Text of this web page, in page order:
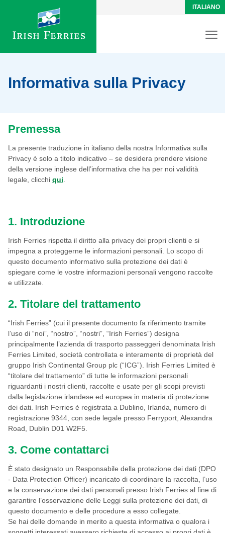
ITALIANO
Informativa sulla Privacy
Premessa
La presente traduzione in italiano della nostra Informativa sulla
Privacy è solo a titolo indicativo – se desidera prendere visione
della versione inglese dell’informativa che ha per noi validità
legale, clicchi qui
1. Introduzione
Irish Ferries rispetta il diritto alla privacy dei propri clienti e si
impegna a proteggerne le informazioni personali. Lo scopo di
questo documento informativo sulla protezione dei dati è
spiegare come le vostre informazioni personali vengono raccolte
e utilizzate.
2. Titolare del trattamento
“Irish Ferries” (cui il presente documento fa riferimento tramite
l’uso di “noi”, “nostro”, “nostri”, “Irish Ferries”) designa
principalmente l’azienda di trasporto passeggeri denominata Irish
Ferries Limited, società controllata e interamente di proprietà del
gruppo Irish Continental Group plc (“ICG”). Irish Ferries Limited è
“titolare del trattamento” di tutte le informazioni personali
riguardanti i nostri clienti, raccolte e usate per gli scopi previsti
dalla legislazione irlandese ed europea in materia di protezione
dei dati. Irish Ferries è registrata a Dublino, Irlanda, numero di
registrazione 9344, con sede legale presso Ferryport, Alexandra
Road, Dublin D01 W2F5.
3. Come contattarci
È stato designato un Responsabile della protezione dei dati (DPO
- Data Protection Officer) incaricato di coordinare la raccolta, l’uso
e la conservazione dei dati personali presso Irish Ferries al fine di
garantire l’osservazione delle Leggi sulla protezione dei dati, di
questo documento e delle procedure a esso collegate.
Se hai delle domande in merito a questa informativa o qualora i